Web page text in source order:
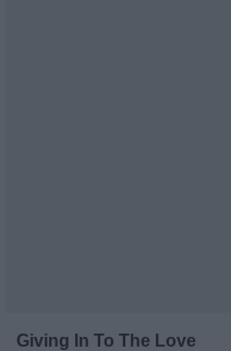
Giving In To The Love